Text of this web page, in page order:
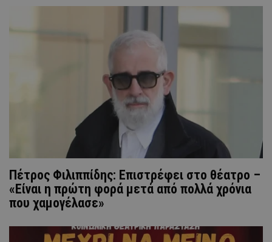
Πέτρος Φιλιππίδης: Επιστρέφει στο θέατρο –
«Είναι η πρώτη φορά μετά από πολλά χρόνια
που χαμογέλασε»